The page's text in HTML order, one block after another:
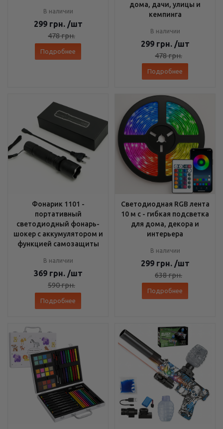
В наличии
299 грн. /шт
478грн.
Подробнее
дома, дачи, улицы и
кемпинга
В наличии
299 грн. /шт
478грн.
Подробнее
Фонарик 1101 -
портативный
светодиодный фонарь-
шокер с аккумулятором и
функцией самозащиты
В наличии
369 грн. /шт
590грн.
Подробнее
Светодиодная RGB лента
10 м с - гибкая подсветка
для дома, декора и
интерьера
В наличии
299 грн. /шт
638грн.
Подробнее